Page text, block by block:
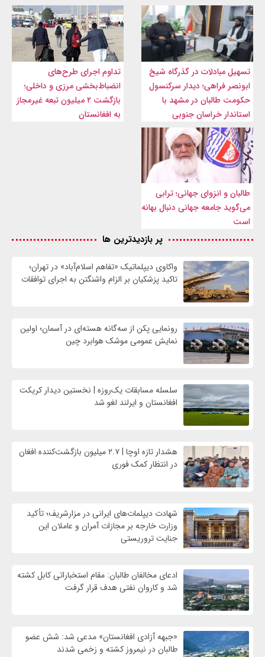
تسهیل مبادلات در گذرگاه شیخ
ابونصر فراهی؛ دیدار سرکنسول
حکومت طالبان در مشهد با
استاندار خراسان جنوبی
تداوم اجرای طرح‌های
انضباط‌بخشی مرزی و داخلی؛
بازگشت ۲ میلیون تبعه غیرمجاز
به افغانستان
طالبان و انزوای جهانی؛ ترابی
می‌گوید جامعه جهانی دنبال بهانه
است
پر بازدیدترین ها
واکاوی دیپلماتیک «تفاهم اسلام‌آباد» در تهران؛
تاکید پزشکیان بر الزام واشنگتن به اجرای توافقات
رونمایی پکن از سه‌گانه هسته‌ای در آسمان؛ اولین
نمایش عمومی موشک هوابرد چین
سلسله مسابقات یک‌روزه | نخستین دیدار کریکت
افغانستان و ایرلند لغو شد
هشدار تازه اوچا | ۲.۷ میلیون بازگشت‌کننده افغان
در انتظار کمک فوری
شهادت‌ دیپلمات‌های ایرانی در مزارشریف؛ تأکید
وزارت خارجه بر مجازات آمران و عاملان این
جنایت تروریستی
ادعای مخالفان طالبان: مقام استخباراتی کابل کشته
شد و کاروان نفتی هدف قرار گرفت
«جبهه آزادی افغانستان» مدعی شد: شش عضو
طالبان در نیمروز کشته و زخمی شدند